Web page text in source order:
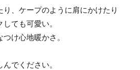
、ケープのように肩にかけたり
ても可愛い。
け心地暖かさ。
でください。